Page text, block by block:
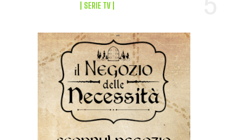
SERIE TV